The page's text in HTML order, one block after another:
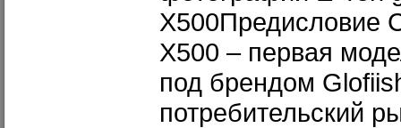
X500Предисловие
X500 – первая
под брендом
потребительский